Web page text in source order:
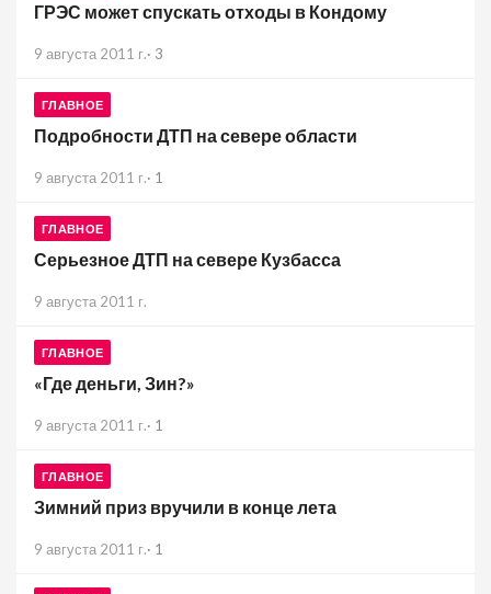
ГРЭС может спускать отходы в Кондому
9 августа 2011 г.· 3
ГЛАВНОЕ
Подробности ДТП на севере области
9 августа 2011 г.· 1
ГЛАВНОЕ
Серьезное ДТП на севере Кузбасса
9 августа 2011 г.
ГЛАВНОЕ
«Где деньги, Зин?»
9 августа 2011 г.· 1
ГЛАВНОЕ
Зимний приз вручили в конце лета
9 августа 2011 г.· 1